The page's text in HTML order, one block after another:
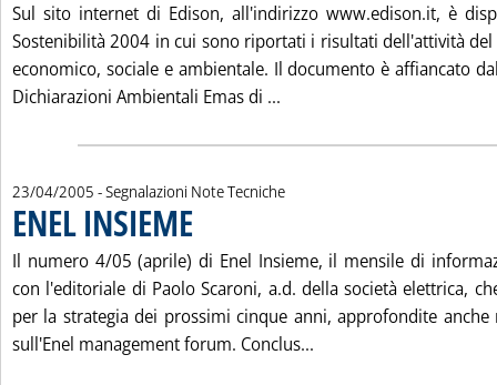
Sul sito internet di Edison, all'indirizzo www.edison.it, è
Sostenibilità 2004 in cui sono riportati i risultati dell'attività
economico, sociale e ambientale. Il documento è affiancato
Dichiarazioni Ambientali Emas di ...
23/04/2005 - Segnalazioni Note Tecniche
ENEL INSIEME
Il numero 4/05 (aprile) di Enel Insieme, il mensile di
con l'editoriale di Paolo Scaroni, a.d. della società elettrica,
per la strategia dei prossimi cinque anni, approfondite anche
sull'Enel management forum. Conclus...